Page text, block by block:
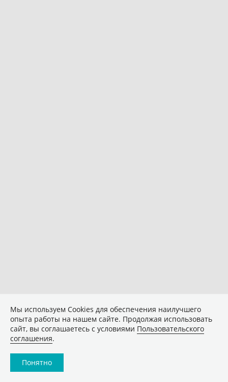
Мы используем Сookies для обеспечения наилучшего
опыта работы на нашем сайте. Продолжая использовать
сайт, вы соглашаетесь с условиями Пользовательского
соглашения.
Понятно